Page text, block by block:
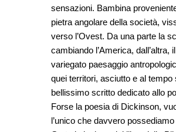
sensazioni. Bambina
pietra angolare della società,
verso l’Ovest. Da una parte la
cambiando l’America,
variegato paesaggio
quei territori, asciutto e al
bellissimo scritto dedicato allo
Forse la poesia di Dickinson,
l’unico che davvero possediamo